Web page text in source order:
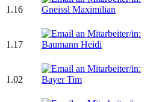
1.16
1.17
1.02